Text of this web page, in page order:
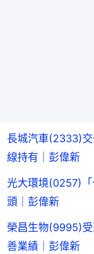
長城汽車(2333)
線持有｜彭偉新
光大環境(0257)
頭｜彭偉新
榮昌生物(9995)
善業績｜彭偉新